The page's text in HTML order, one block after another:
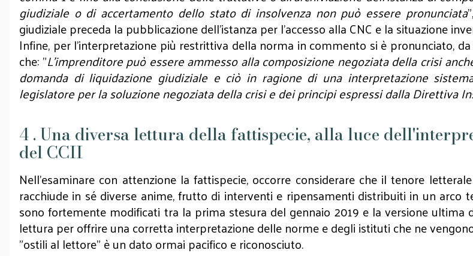
giudiziale o di accertamento dello stato di insolvenza non può essere pronunciata
giudiziale preceda la pubblicazione dell'istanza per l'accesso alla CNC e la situazione
Infine, per l'interpretazione più restrittiva della norma in commento si è pronunciato,
che: "L'imprenditore può essere ammesso alla composizione negoziata della crisi
domanda di liquidazione giudiziale e ciò in ragione di una interpretazione
legislatore per la soluzione negoziata della crisi e dei principi espressi dalla Direttiva
4 . Una diversa lettura della fattispecie, alla luce
del CCII
Nell'esaminare con attenzione la fattispecie, occorre considerare che il tenore
racchiude in sé diverse anime, frutto di interventi e ripensamenti distribuiti in un
sono fortemente modificati tra la prima stesura del gennaio 2019 e la versione
lettura per offrire una corretta interpretazione delle norme e degli istituti che ne
"ostili al lettore" è un dato ormai pacifico e riconosciuto.